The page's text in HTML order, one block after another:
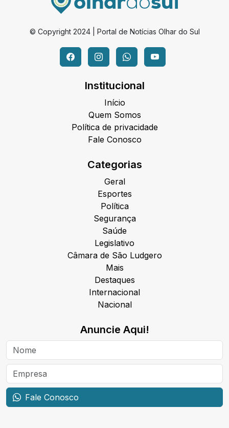
© Copyright 2024 | Portal de Notícias Olhar do Sul
Institucional
Início
Quem Somos
Política de privacidade
Fale Conosco
Categorias
Geral
Esportes
Política
Segurança
Saúde
Legislativo
Câmara de São Ludgero
Mais
Destaques
Internacional
Nacional
Anuncie Aqui!
Fale Conosco